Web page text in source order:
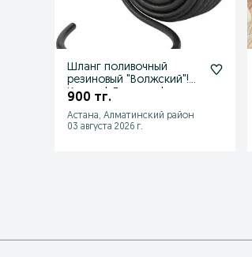
Шланг поливочный
резиновый "Волжский"!
Кредит! Доставка!
900 тг.
Астана, Алматинский район
03 августа 2026 г.